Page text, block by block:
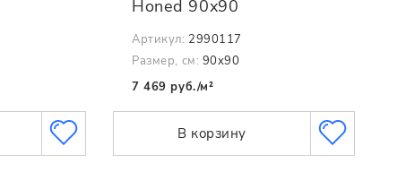
Honed 90x90
Артикул: 2990117
Размер, см: 90x90
7 469 руб./м²
В корзину